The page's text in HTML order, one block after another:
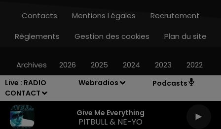
Live : RADIO
CONTACT
Webradios Podcasts
Give Me Everything
PITBULL & NE-YO
Contacts Mentions Légales
Recrutement
Règlements
Gestion des cookies Plan du site
Archives 2026 2025 2024 2023 2022